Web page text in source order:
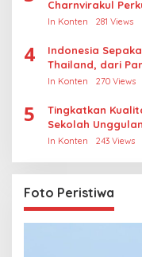
Charnvirakul
In Konten 281 Views
4
Indonesia
Thailand, dari
In Konten 270 Views
5
Tingkatkan
Sekolah
Dunia
In Konten 243 Views
Foto Peristiwa